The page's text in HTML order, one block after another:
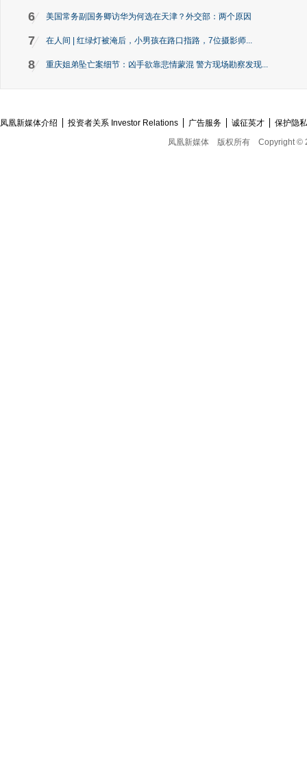
6 美国常务副国务卿访华为何选在天津？外交部：两个原因
7 在人间 | 红绿灯被淹后，小男孩在路口指路，7位摄影师...
8 重庆姐弟坠亡案细节：凶手欲靠悲情蒙混 警方现场勘察发现...
凤凰新媒体介绍 投资者关系 Investor Relations 广告服务 诚征英才
保护隐
凤凰新媒体
版权所有 Copyright ©